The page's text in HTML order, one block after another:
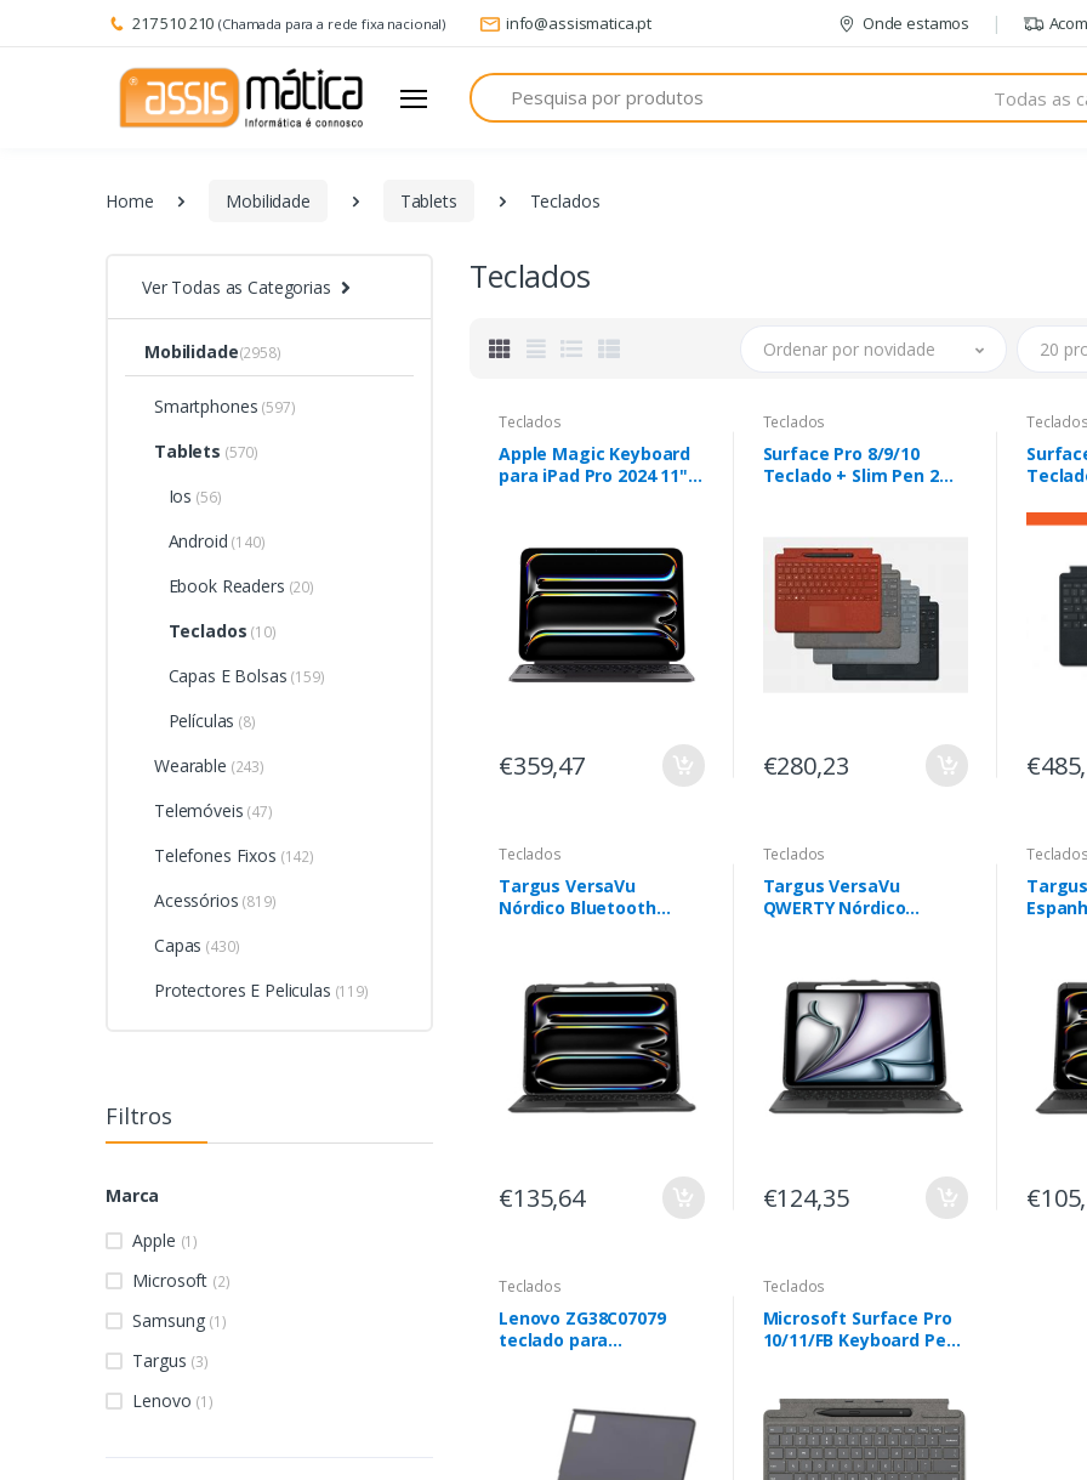
217 510 210 (Chamada para a rede fixa nacional) info@assismatica.pt Onde estamos
Pesquisa
Todas as
Home Mobilidade Tablets Teclados
Ver Todas as Categorias
Mobilidade(2958)
Smartphones (597)
Tablets (570)
Ios (56)
Android (140)
Ebook Readers (20)
Teclados (10)
Capas E Bolsas (159)
Películas (8)
Wearable (243)
Telemóveis (47)
Telefones Fixos (142)
Acessórios (819)
Capas (430)
Protectores E Peliculas (119)
Filtros
Marca
Apple (1)
Microsoft (2)
Samsung (1)
Targus (3)
Lenovo (1)
Teclados
Ordenar por novidade 20
Teclados
Apple Magic Keyboard
para iPad Pro 2024 11"
€359,47
Teclados
Surface Pro 8/9/10
Teclado + Slim Pen 2
€280,23
8/9/
Teclados
Targus VersaVu
Nórdico Bluetooth
€135,64
Teclados
Targus VersaVu
QWERTY Nórdico
€124,35
Teclados
Lenovo ZG38C07079
teclado para
Teclados
Microsoft Surface Pro
10/11/FB Keyboard Pen2